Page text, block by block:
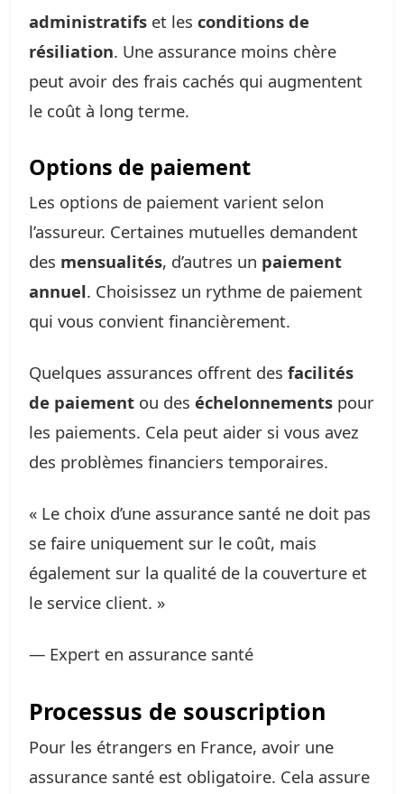
administratifs et les conditions de
résiliation. Une assurance moins chère
peut avoir des frais cachés qui augmentent
le coût à long terme.
Options de paiement
Les options de paiement varient selon
l’assureur. Certaines mutuelles demandent
des mensualités, d’autres un paiement
annuel. Choisissez un rythme de paiement
qui vous convient financièrement.
Quelques assurances offrent des facilités
de paiement ou des échelonnements pour
les paiements. Cela peut aider si vous avez
des problèmes financiers temporaires.
« Le choix d’une assurance santé ne doit pas
se faire uniquement sur le coût, mais
également sur la qualité de la couverture et
le service client. »
— Expert en assurance santé
Processus de souscription
Pour les étrangers en France, avoir une
assurance santé est obligatoire. Cela assure